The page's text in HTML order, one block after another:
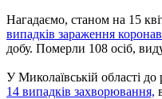
Нагадаємо, станом на 15
випадків зараження
добу. Померли 108 осіб,
У Миколаївській області до
14 випадків захворювання,